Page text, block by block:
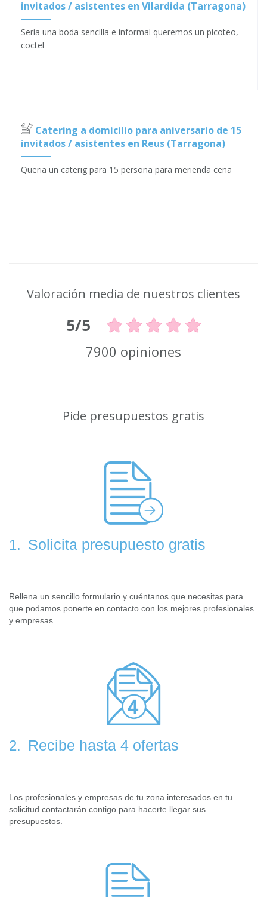
invitados / asistentes en Vilardida (Tarragona)
Sería una boda sencilla e informal queremos un picoteo,
coctel
Catering a domicilio para aniversario de 15
invitados / asistentes en Reus (Tarragona)
Queria un caterig para 15 persona para merienda cena
Valoración media de nuestros clientes
5/5
7900 opiniones
Pide presupuestos gratis
1. Solicita presupuesto gratis
Rellena un sencillo formulario y cuéntanos que necesitas para
que podamos ponerte en contacto con los mejores profesionales
y empresas.
2. Recibe hasta 4 ofertas
Los profesionales y empresas de tu zona interesados en tu
solicitud contactarán contigo para hacerte llegar sus
presupuestos.